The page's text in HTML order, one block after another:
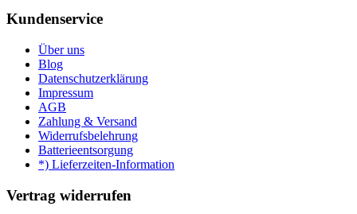
Kundenservice
Über uns
Blog
Datenschutzerklärung
Impressum
AGB
Zahlung & Versand
Widerrufsbelehrung
Batterieentsorgung
*) Lieferzeiten-Information
Vertrag widerrufen